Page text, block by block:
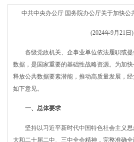
中共中央办公厅 国务院办公厅关于加快公
(2024年9月21日)
各级党政机关、企事业单位依法履职或提
数据，是国家重要的基础性战略资源。为加
释放公共数据要素潜能，推动高质量发展，
如下意见。
一、总体要求
坚持以习近平新时代中国特色社会主义思
大和二十届二中、三中全会精神，完整准确